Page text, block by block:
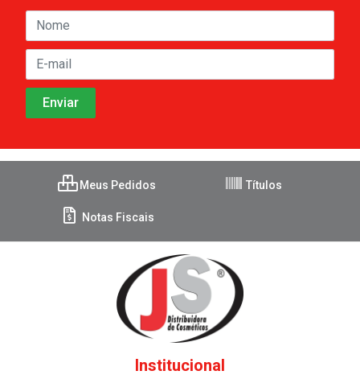
Meus Pedidos Títulos
Notas Fiscais
Institucional